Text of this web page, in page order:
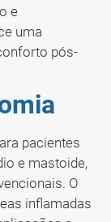
e
uma
pós-
pacientes
e mastoide,
O
inflamadas